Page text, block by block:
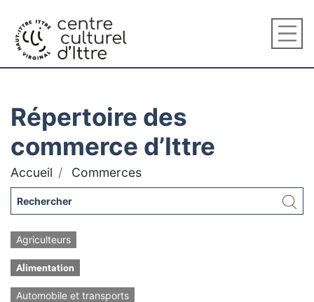
Répertoire des
commerce d’Ittre
Accueil Commerces
Agriculteurs
Alimentation
Automobile et transports